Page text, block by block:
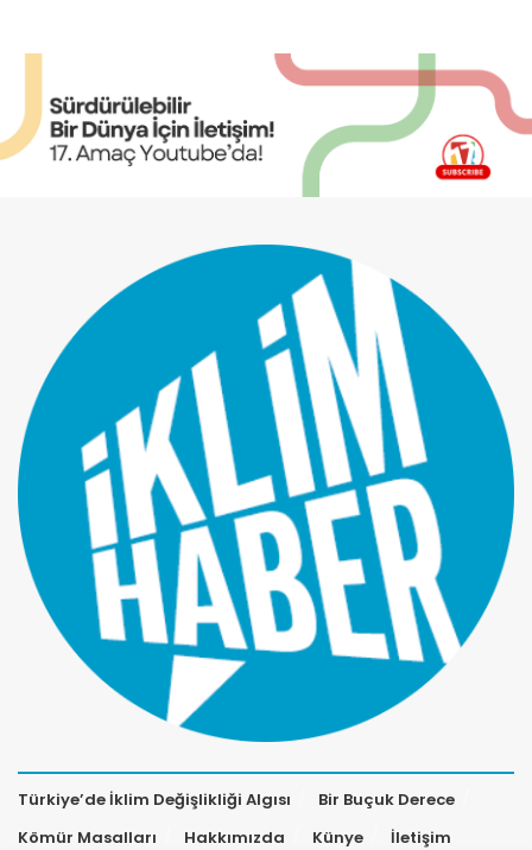
Türkiye’de İklim Değişlikliği Algısı
Bir Buçuk Derece
Kömür Masalları
Hakkımızda Künye İletişim